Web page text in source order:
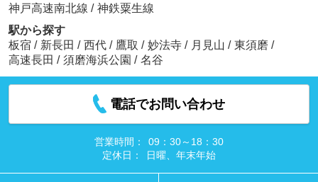
神戸高速南北線 / 神鉄粟生線
駅から探す
板宿 / 新長田 / 西代 / 鷹取 / 妙法寺 / 月見山 / 東須磨 /
高速長田 / 須磨海浜公園 / 名谷
電話でお問い合わせ
営業時間：
09：30～18：30
定休日：
日曜、年末年始